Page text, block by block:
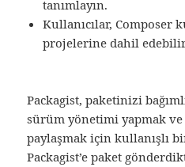
tanımlayın.
Kullanıcılar, Composer
projelerine dahil
Packagist, paketinizi
sürüm yönetimi yapmak
paylaşmak için kullanışlı
Packagist’e paket